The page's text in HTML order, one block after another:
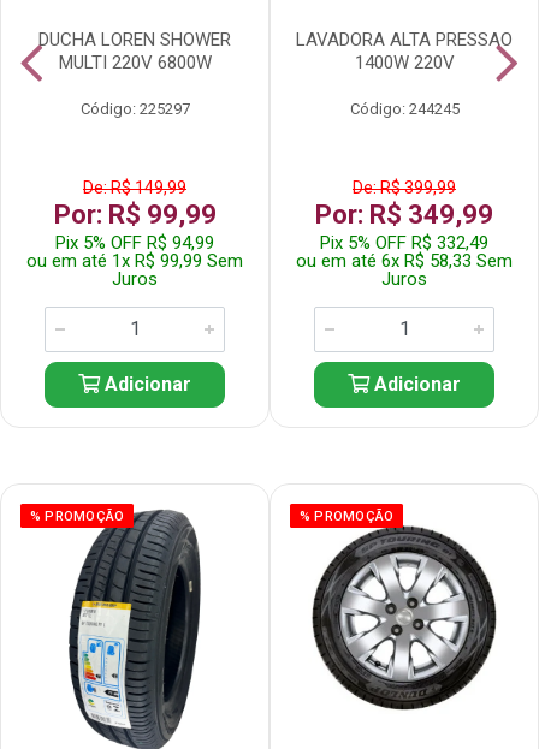
DUCHA LOREN SHOWER
MULTI 220V 6800W
Código: 225297
De: R$ 149,99
Por: R$ 99,99
Pix 5% OFF R$ 94,99
ou em até 1x R$ 99,99 Sem
Juros
Adicionar
LAVADORA ALTA PRESSAO
1400W 220V
Código: 244245
De: R$ 399,99
Por: R$ 349,99
Pix 5% OFF R$ 332,49
ou em até 6x R$ 58,33 Sem
Juros
Adicionar
% PROMOÇÃO % PROMOÇÃO